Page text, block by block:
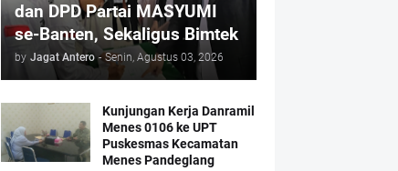
dan DPD Partai MASYUMI
se-Banten, Sekaligus Bimtek
by Jagat Antero - Senin, Agustus 03, 2026
Kunjungan Kerja Danramil
Menes 0106 ke UPT
Puskesmas Kecamatan
Menes Pandeglang